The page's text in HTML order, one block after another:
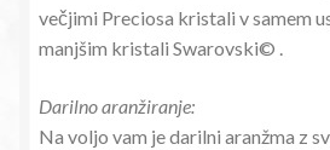
večjimi Preciosa kristali v samem
manjšim kristali Swarovski© .
Darilno aranžiranje:
Na voljo vam je darilni aranžma z